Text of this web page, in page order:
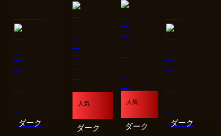
ダーク
人気
ダーク
人気
ダーク ダーク